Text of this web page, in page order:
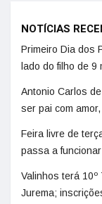
NOTÍCIAS
Primeiro Dia dos
lado do filho de 9
Antonio Carlos
ser pai com
Feira livre de
passa a
Valinhos terá
Jurema;